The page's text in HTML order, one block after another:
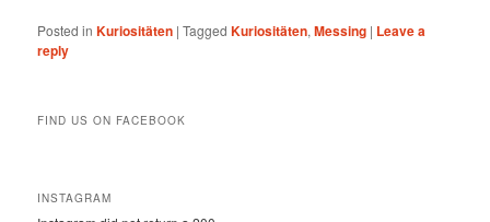
Posted in Kuriositäten |Tagged Kuriositäten,Messing | Leave a
reply
FIND US ON FACEBOOK
INSTAGRAM